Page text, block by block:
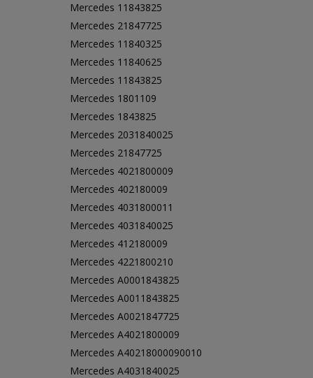
Mercedes 11843825
Mercedes 21847725
Mercedes 11840325
Mercedes 11840625
Mercedes 11843825
Mercedes 1801109
Mercedes 1843825
Mercedes 2031840025
Mercedes 21847725
Mercedes 4021800009
Mercedes 402180009
Mercedes 4031800011
Mercedes 4031840025
Mercedes 412180009
Mercedes 4221800210
Mercedes A0001843825
Mercedes A0011843825
Mercedes A0021847725
Mercedes A4021800009
Mercedes A40218000090010
Mercedes A4031840025